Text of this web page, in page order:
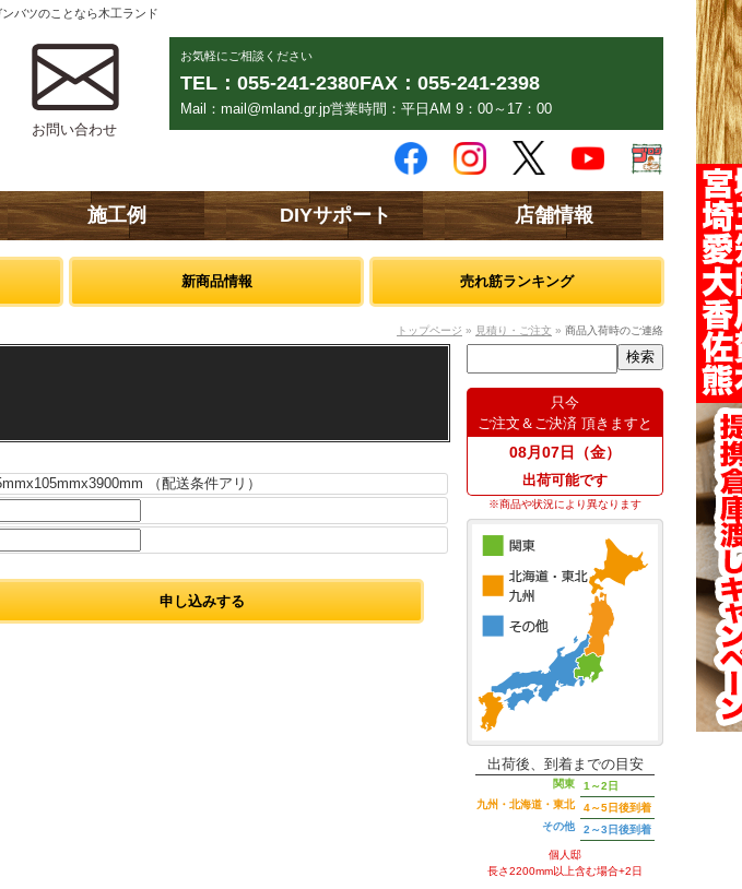
バツのことなら木工ランド
お気軽にご相談ください
TEL：055-241-2380FAX：055-241-2398
Mail：mail@mland.gr.jp営業時間：平日AM 9：00～17：00
お問い合わせ
施工例 DIYサポート 店舗情報
新商品情報 売れ筋ランキング
トップページ » 見積り・ご注文 » 商品入荷時のご連絡
（配送条件アリ）
申し込みする
只今
ご注文＆ご決済 頂きますと
08月07日（金）
出荷可能です
※商品や状況により異なります
出荷後、到着までの目安
関東
1～2日
九州・北海道・東北
4～5日後到着
その他
2～3日後到着
個人邸
長さ2200mm以上含む場合+2日